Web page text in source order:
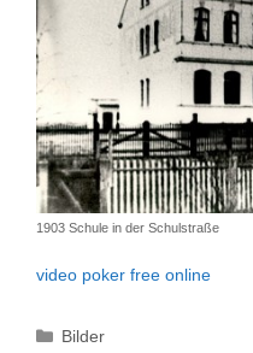
1903 Schule in der Schulstraße
video poker free online
Kategorien
Bilder